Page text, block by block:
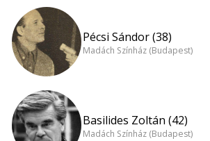
Pécsi Sándor (38)
Madách Színház (Budapest)
Basilides Zoltán (42)
Madách Színház (Budapest)